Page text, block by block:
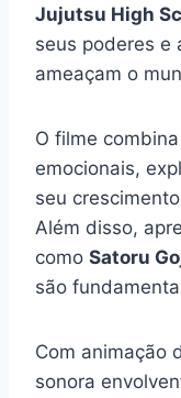
Jujutsu High
seus poderes e
ameaçam o
O filme
emocionais,
seu
Além disso,
como Satoru
são
Com animação
sonora